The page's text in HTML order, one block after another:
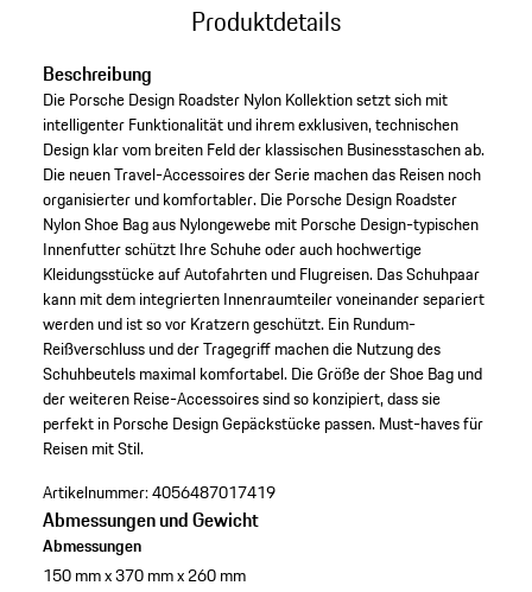
Produktdetails
Beschreibung
Die Porsche Design Roadster Nylon Kollektion setzt sich mit
intelligenter Funktionalität und ihrem exklusiven, technischen
Design klar vom breiten Feld der klassischen Businesstaschen ab.
Die neuen Travel-Accessoires der Serie machen das Reisen noch
organisierter und komfortabler. Die Porsche Design Roadster
Nylon Shoe Bag aus Nylongewebe mit Porsche Design-typischen
Innenfutter schützt Ihre Schuhe oder auch hochwertige
Kleidungsstücke auf Autofahrten und Flugreisen. Das Schuhpaar
kann mit dem integrierten Innenraumteiler voneinander separiert
werden und ist so vor Kratzern geschützt. Ein Rundum-
Reißverschluss und der Tragegriff machen die Nutzung des
Schuhbeutels maximal komfortabel. Die Größe der Shoe Bag und
der weiteren Reise-Accessoires sind so konzipiert, dass sie
perfekt in Porsche Design Gepäckstücke passen. Must-haves für
Reisen mit Stil.
Artikelnummer:4056487017419
Abmessungen und Gewicht
Abmessungen
150 mm x 370 mm x 260 mm